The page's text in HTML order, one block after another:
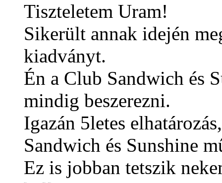
Tiszteletem Uram!
Sikerült annak idején
kiadványt.
Én a Club Sandwich és
mindig beszerezni.
Igazán 5letes
Sandwich és Sunshine
Ez is jobban tetszik